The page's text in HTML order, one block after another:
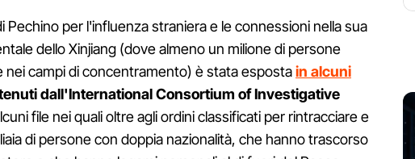
Pechino per l'influenza straniera e le connessioni nella sua
dello Xinjiang (dove almeno un milione di persone
campi di concentramento) è stata espostain alcuni
dall'International Consortium of Investigative
file nei quali oltre agli ordini classificati per rintracciare e
di persone con doppia nazionalità, che hanno trascorso